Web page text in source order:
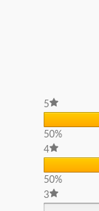
5
50%
4
50%
3